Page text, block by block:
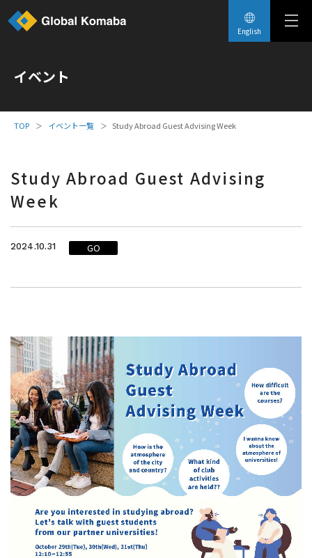
English
イベント
イベント一覧 Study Abroad Guest Advising Week
Study Abroad Guest Advising
Week
2024.10.31 GO